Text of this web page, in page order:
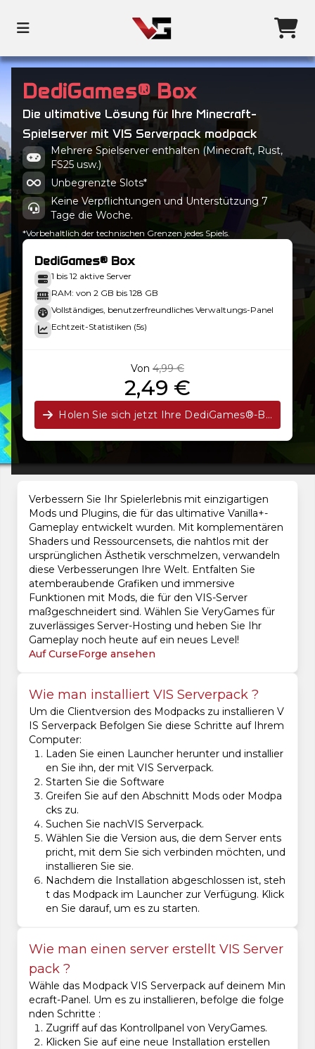
DediGames® Box
Die ultimative Lösung für Ihre Minecraft-
Spielserver mit VIS Serverpack modpack
Mehrere Spielserver enthalten (Minecraft, Rust,
FS25 usw.)
Unbegrenzte Slots*
Keine Verpflichtungen und Unterstützung 7
Tage die Woche.
*Vorbehaltlich der technischen Grenzen jedes Spiels.
DediGames® Box
1 bis 12 aktive Server
RAM: von 2 GB bis 128 GB
Vollständiges, benutzerfreundliches Verwaltungs-Panel
Echtzeit-Statistiken (5s)
Von 4,99 €
2,49 €
Holen Sie sich jetzt Ihre DediGames®-Box!
Verbessern Sie Ihr Spielerlebnis mit einzigartigen
Mods und Plugins, die für das ultimative Vanilla+-
Gameplay entwickelt wurden. Mit komplementären
Shaders und Ressourcensets, die nahtlos mit der
ursprünglichen Ästhetik verschmelzen, verwandeln
diese Verbesserungen Ihre Welt. Entfalten Sie
atemberaubende Grafiken und immersive
Funktionen mit Mods, die für den VIS-Server
maßgeschneidert sind. Wählen Sie VeryGames für
zuverlässiges Server-Hosting und heben Sie Ihr
Gameplay noch heute auf ein neues Level!
Auf CurseForge ansehen
Wie man installiert VIS Serverpack ?
Um die Clientversion des Modpacks zu installieren V
IS Serverpack Befolgen Sie diese Schritte auf Ihrem
Computer:
Laden Sie einen Launcher herunter und installier
en Sie ihn, der mit VIS Serverpack.
Starten Sie die Software
Greifen Sie auf den Abschnitt Mods oder Modpa
cks zu.
Suchen Sie nachVIS Serverpack.
Wählen Sie die Version aus, die dem Server ents
pricht, mit dem Sie sich verbinden möchten, und
installieren Sie sie.
Nachdem die Installation abgeschlossen ist, steh
t das Modpack im Launcher zur Verfügung. Klick
en Sie darauf, um es zu starten.
Wie man einen server erstellt VIS Server
pack ?
Wähle das Modpack VIS Serverpack auf deinem Min
ecraft-Panel. Um es zu installieren, befolge die folge
nden Schritte :
Zugriff auf das Kontrollpanel von VeryGames.
Klicken Sie auf eine neue Installation erstellen